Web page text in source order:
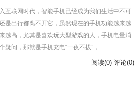
互联网时代，智能手机已经成为我们生活中不可
是出行都离不开它，虽然现在的手机功能越来越
越高，尤其是喜欢玩大型游戏的人，手机电量消
问，那就是手机充电“一夜不拔”，
阅读(0) 评论(0)